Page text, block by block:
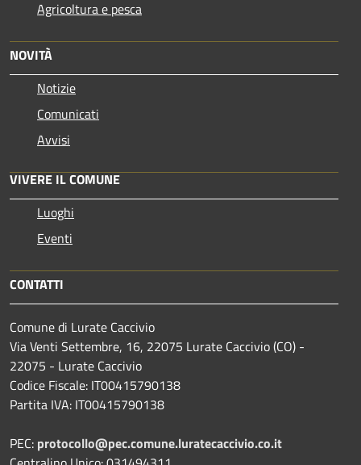
Agricoltura e pesca
NOVITÀ
Notizie
Comunicati
Avvisi
VIVERE IL COMUNE
Luoghi
Eventi
CONTATTI
Comune di Lurate Caccivio
Via Venti Settembre, 16, 22075 Lurate Caccivio (CO) -
22075 - Lurate Caccivio
Codice Fiscale: IT00415790138
Partita IVA: IT00415790138
PEC: protocollo@pec.comune.luratecaccivio.co.it